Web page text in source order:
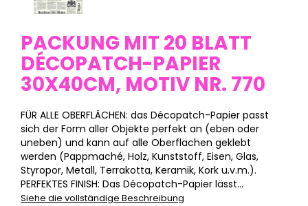
PACKUNG MIT 20 BLATT
DÉCOPATCH-PAPIER
30X40CM, MOTIV NR. 770
FÜR ALLE OBERFLÄCHEN: das Décopatch-Papier passt
sich der Form aller Objekte perfekt an (eben oder
uneben) und kann auf alle Oberflächen geklebt
werden (Pappmaché, Holz, Kunststoff, Eisen, Glas,
Styropor, Metall, Terrakotta, Keramik, Kork u.v.m.).
PERFEKTES FINISH: Das Décopatch-Papier lässt...
Siehe die vollständige Beschreibung